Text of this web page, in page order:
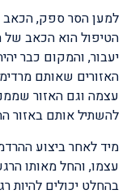
למען הסר ספק, הכאב
הטיפול הוא הכאב
יעבור, והמקום כבר
האזורים שאותם
עצמה וגם האזור
להשתיל אותם באזור
מיד לאחר ביצוע
עצמו, והחל מאותו
בהחלט יכולים להיות